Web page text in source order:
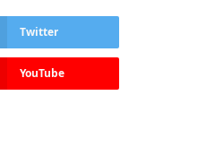
Twitter
YouTube